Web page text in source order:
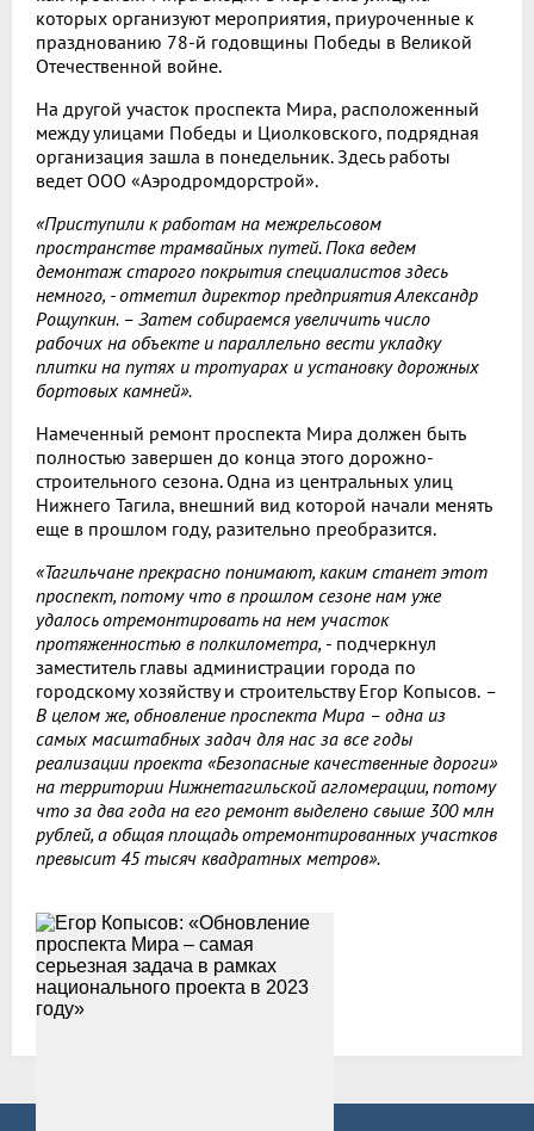
которых организуют мероприятия, приуроченные к
празднованию 78-й годовщины Победы в Великой
Отечественной войне.
На другой участок проспекта Мира, расположенный
между улицами Победы и Циолковского, подрядная
организация зашла в понедельник. Здесь работы
ведет ООО «Аэродромдорстрой».
«Приступили к работам на межрельсовом
пространстве трамвайных путей. Пока ведем
демонтаж старого покрытия специалистов здесь
немного, - отметил директор предприятия Александр
Рощупкин. – Затем собираемся увеличить число
рабочих на объекте и параллельно вести укладку
плитки на путях и тротуарах и установку дорожных
бортовых камней».
Намеченный ремонт проспекта Мира должен быть
полностью завершен до конца этого дорожно-
строительного сезона. Одна из центральных улиц
Нижнего Тагила, внешний вид которой начали менять
еще в прошлом году, разительно преобразится.
«Тагильчане прекрасно понимают, каким станет этот
проспект, потому что в прошлом сезоне нам уже
удалось отремонтировать на нем участок
протяженностью в полкилометра, - подчеркнул
заместитель главы администрации города по
городскому хозяйству и строительству Егор Копысов. –
В целом же, обновление проспекта Мира – одна из
самых масштабных задач для нас за все годы
реализации проекта «Безопасные качественные дороги»
на территории Нижнетагильской агломерации, потому
что за два года на его ремонт выделено свыше 300 млн
рублей, а общая площадь отремонтированных участков
превысит 45 тысяч квадратных метров».
Все новости